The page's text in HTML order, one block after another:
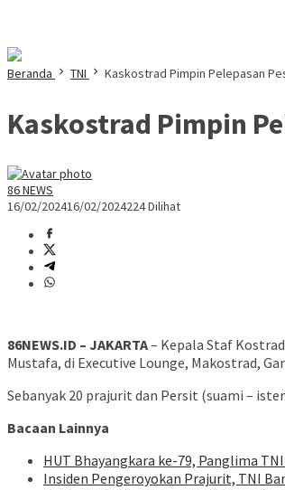
Beranda TNI Kaskostrad Pimpin Pelepasan
Kaskostrad Pimpin
86 NEWS
16/02/202416/02/2024224 Dilihat
86NEWS.ID – JAKARTA– Kepala Staf
Mustafa, di Executive Lounge, Makostrad,
Sebanyak 20 prajurit dan Persit (suami –
Bacaan Lainnya
HUT Bhayangkara ke-79, Panglima
Insiden Pengeroyokan Prajurit, TNI